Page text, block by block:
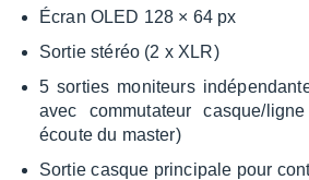
Écran OLED 128 × 64 px
Sortie stéréo (2 x XLR)
5 sorties moni­teurs
avec commu­ta­teur casque/
écoute du master)
Sortie casque prin­ci­pale pour